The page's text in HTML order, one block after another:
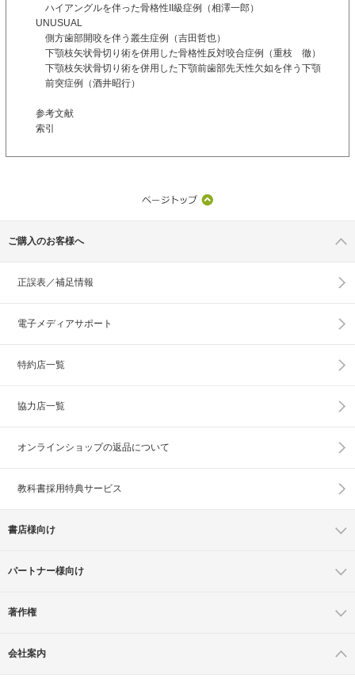
ハイアングルを伴った骨格性II級症例（相澤一郎）
UNUSUAL
側方歯部開咬を伴う叢生症例（吉田哲也）
下顎枝矢状骨切り術を併用した骨格性反対咬合症例（重枝 徹）
下顎枝矢状骨切り術を併用した下顎前歯部先天性欠如を伴う下顎
前突症例（酒井昭行）
参考文献
索引
ご購入のお客様へ
正誤表／補足情報
電子メディアサポート
特約店一覧
協力店一覧
オンラインショップの返品について
教科書採用特典サービス
書店様向け
パートナー様向け
著作権
会社案内